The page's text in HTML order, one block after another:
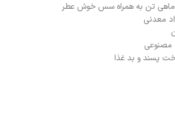
ماهی تن به همراه سس خوش عطر
معدنی
مصنوعی
پسند و بد غذا